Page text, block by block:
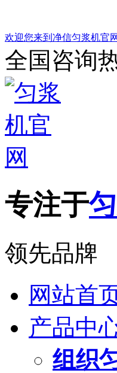
欢迎您来到净信匀浆机官
全国咨询
专注于
领先品牌
网站首
产品中
组织